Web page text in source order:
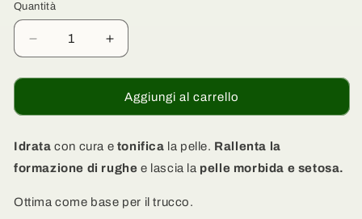
Quantità
Quantità
Diminuisci
quantità
per
Giorno
-
Argan
e
Aumenta
quantità
per
Crema
Giorno
-
Argan
e
Aggiungi al carrello
Idrata con cura e tonifica la pelle. Rallenta la
formazione di rughe e lascia la pelle morbida e setosa.
Ottima come base per il trucco.